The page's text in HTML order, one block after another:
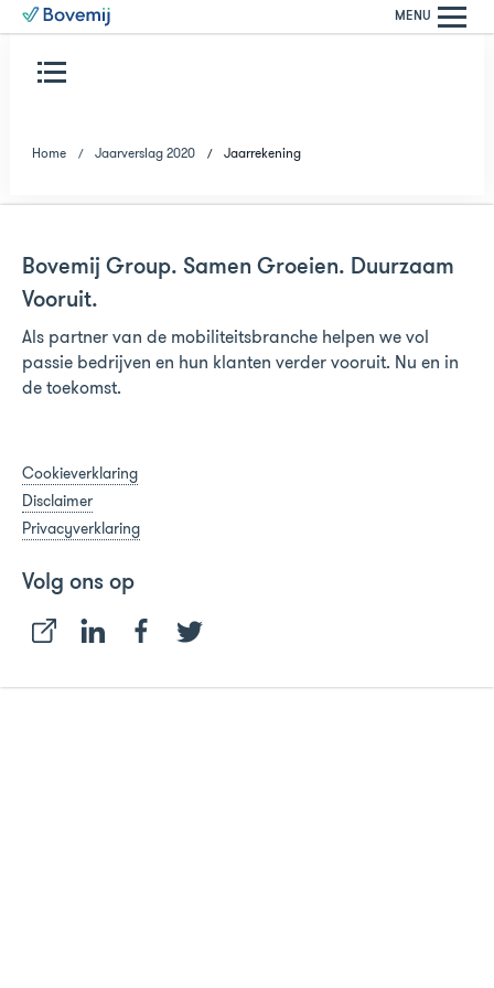
MENU
Home Jaarverslag 2020 Jaarrekening
Bovemij Group. Samen Groeien. Duurzaam
Vooruit.
Als partner van de mobiliteitsbranche helpen we vol
passie bedrijven en hun klanten verder vooruit. Nu en in
de toekomst.
Cookieverklaring
Disclaimer
Privacyverklaring
Volg ons op